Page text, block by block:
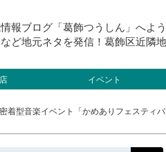
報ブログ「葛飾つうしん」へよ
ど地元ネタを発信！葛飾区近隣
イベント
着型音楽イベント「かめありフェスティ